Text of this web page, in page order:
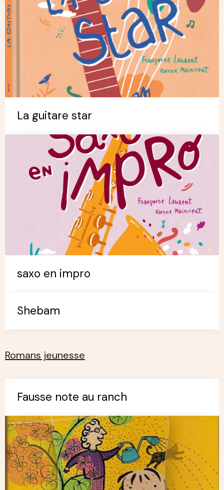
La guitare star
saxo en impro
Shebam
Romans jeunesse
Fausse note au ranch